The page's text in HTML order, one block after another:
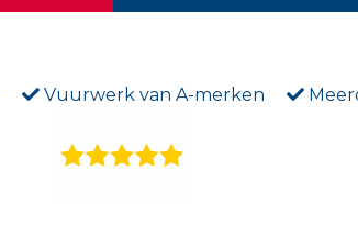
Vuurwerk van A-merken